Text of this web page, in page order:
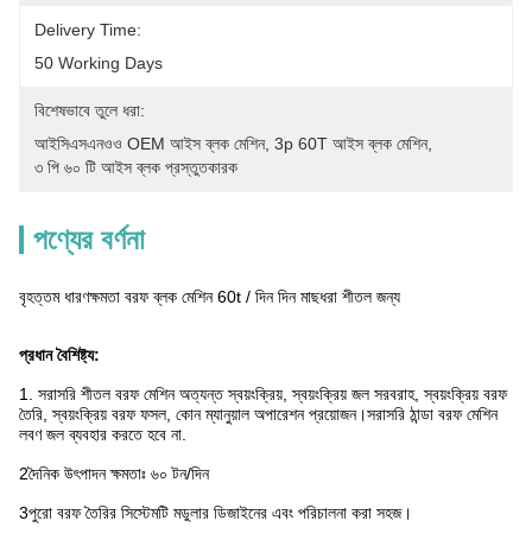
Delivery Time:
50 Working Days
বিশেষভাবে তুলে ধরা:
আইসিএসএনওও OEM আইস ব্লক মেশিন, 3p 60T আইস ব্লক মেশিন,
৩ পি ৬০ টি আইস ব্লক প্রস্তুতকারক
পণ্যের বর্ণনা
বৃহত্তম ধারণক্ষমতা বরফ ব্লক মেশিন 60t / দিন দিন মাছধরা শীতল জন্য
প্রধান বৈশিষ্ট্য:
1. সরাসরি শীতল বরফ মেশিন অত্যন্ত স্বয়ংক্রিয়, স্বয়ংক্রিয় জল সরবরাহ, স্বয়ংক্রিয় বরফ
তৈরি, স্বয়ংক্রিয় বরফ ফসল, কোন ম্যানুয়াল অপারেশন প্রয়োজন।সরাসরি ঠান্ডা বরফ মেশিন
লবণ জল ব্যবহার করতে হবে না.
2দৈনিক উৎপাদন ক্ষমতাঃ ৬০ টন/দিন
3পুরো বরফ তৈরির সিস্টেমটি মডুলার ডিজাইনের এবং পরিচালনা করা সহজ।